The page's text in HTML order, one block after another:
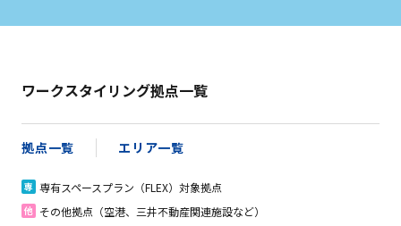
ワークスタイリング拠点一覧
拠点一覧 エリア一覧
専 専有スペースプラン（FLEX）対象拠点
他 その他拠点（空港、三井不動産関連施設など）